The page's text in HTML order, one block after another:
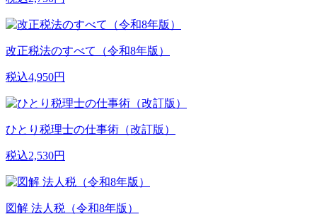
改正税法のすべて（令和8年版）
税込4,950円
ひとり税理士の仕事術（改訂版）
税込2,530円
図解 法人税（令和8年版）